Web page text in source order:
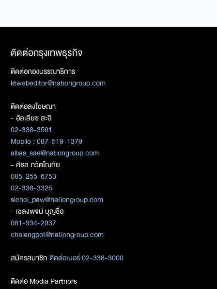
ติดต่อกรุงเทพธุรกิจ
ติดต่อกองบรรณาธิการ
ktwebeditor@nationgroup.com
ติดต่อลงโฆษณา
- อัลเลียซ สะอิ
02-338-3561
Mobile : 087-519-1379
allias_sae@nationgroup.com
- ศิชล ภวัตโณทัย
085-255-6753
02-338-3325
sichol_paw@nationgroup.com
- เชลงพจน์ บุญซื่อ
081-934-2937
chalengpot@nationgroup.com
สมัครสมาชิกติดต่อเบอร์ 02-338-3000
ติดต่อ Media Partners